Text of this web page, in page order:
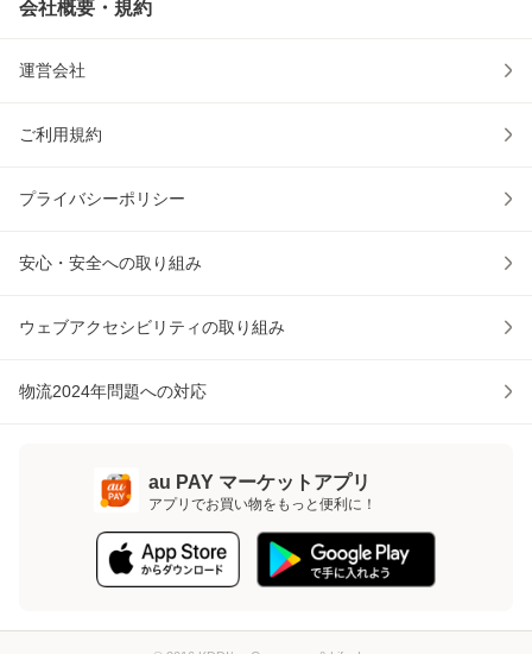
会社概要・規約
運営会社
ご利用規約
プライバシーポリシー
安心・安全への取り組み
ウェブアクセシビリティの取り組み
物流2024年問題への対応
au PAY マーケットアプリ
アプリでお買い物をもっと便利に！